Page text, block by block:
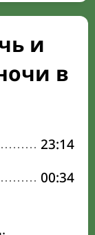
и
в
23:14
00:34